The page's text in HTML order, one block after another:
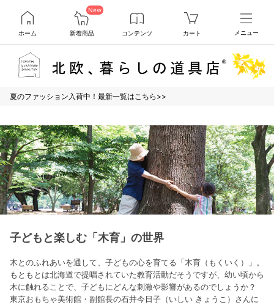
ホーム
New
新着商品 コンテンツ カート メニュー
夏のファッション入荷中！最新一覧はこちら>>
子どもと楽しむ「木育」の世界
木とのふれあいを通して、子どもの心を育てる「木育（もくいく）」。
もともとは北海道で提唱されていた教育活動だそうですが、幼い頃から
木に触れることで、子どもにどんな刺激や影響があるのでしょうか？
東京おもちゃ美術館・副館長の石井今日子（いしい きょうこ）さんに